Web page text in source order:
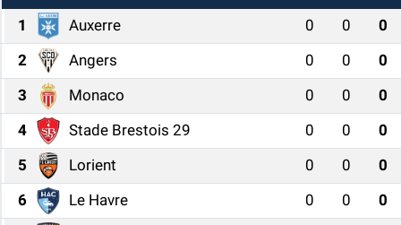
1
Auxerre 0 0
0
2
Angers 0 0
0
3
Monaco 0 0
0
4
Stade Brestois 29 0 0
0
5
Lorient 0 0
0
6
Le Havre 0 0
0
TEKNOLOJİ
ASAYİŞ
EĞİTİM
KÜLTÜR - SANAT
Son Dakika Haberleri
Haber Arşivi